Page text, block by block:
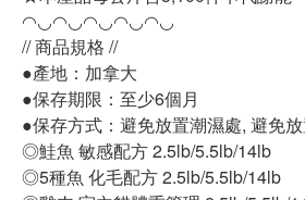
◠◡◠◡◠◡◠◡◠◡
// 商品規格 //
●產地：加拿大
●保存期限：至少6個月
●保存方式：避免放置潮濕處, 避免
◎鮭魚 敏感配方 2.5lb/5.5lb/14lb
◎5種魚 化毛配方 2.5lb/5.5lb/14lb